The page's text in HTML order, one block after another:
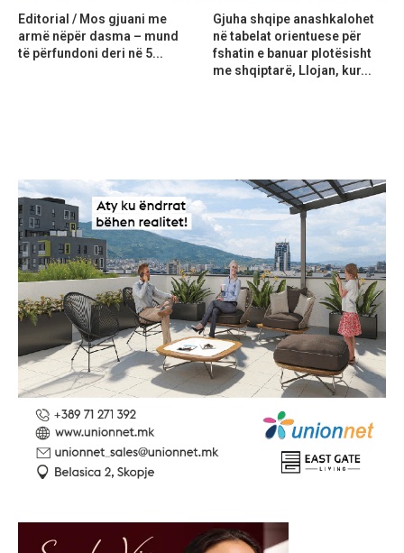
Editorial / Mos gjuani me
armë nëpër dasma – mund
të përfundoni deri në 5...
Gjuha shqipe anashkalohet
në tabelat orientuese për
fshatin e banuar plotësisht
me shqiptarë, Llojan, kur...